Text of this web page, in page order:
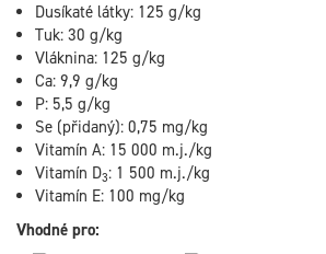
Dusíkaté látky: 125 g/kg
Tuk: 30 g/kg
Vláknina: 125 g/kg
Ca: 9,9 g/kg
P: 5,5 g/kg
Se (přidaný): 0,75 mg/kg
Vitamín A: 15 000 m.j./kg
Vitamín D3: 1 500 m.j./kg
Vitamín E: 100 mg/kg
Vhodné pro: